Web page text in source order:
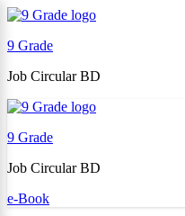
9 Grade
Job Circular BD
Skip
content
Enter)
9 Grade
Job Circular BD
e-Book